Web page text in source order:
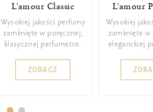
L'amour Classic
Wysokiej jakości perfumy
zamknięte w poręcznej,
klasycznej perfumetce.
ZOBACZ
L'amour
Wysokiej
zamknięte w
eleganckiej